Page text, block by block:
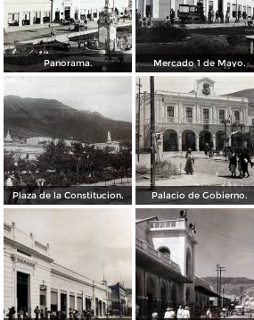
Panorama. Mercado 1 de Mayo.
Plaza de la Constitucion. Palacio de Gobierno.